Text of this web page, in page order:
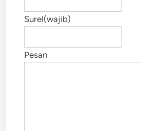
Surel(wajib)
Pesan